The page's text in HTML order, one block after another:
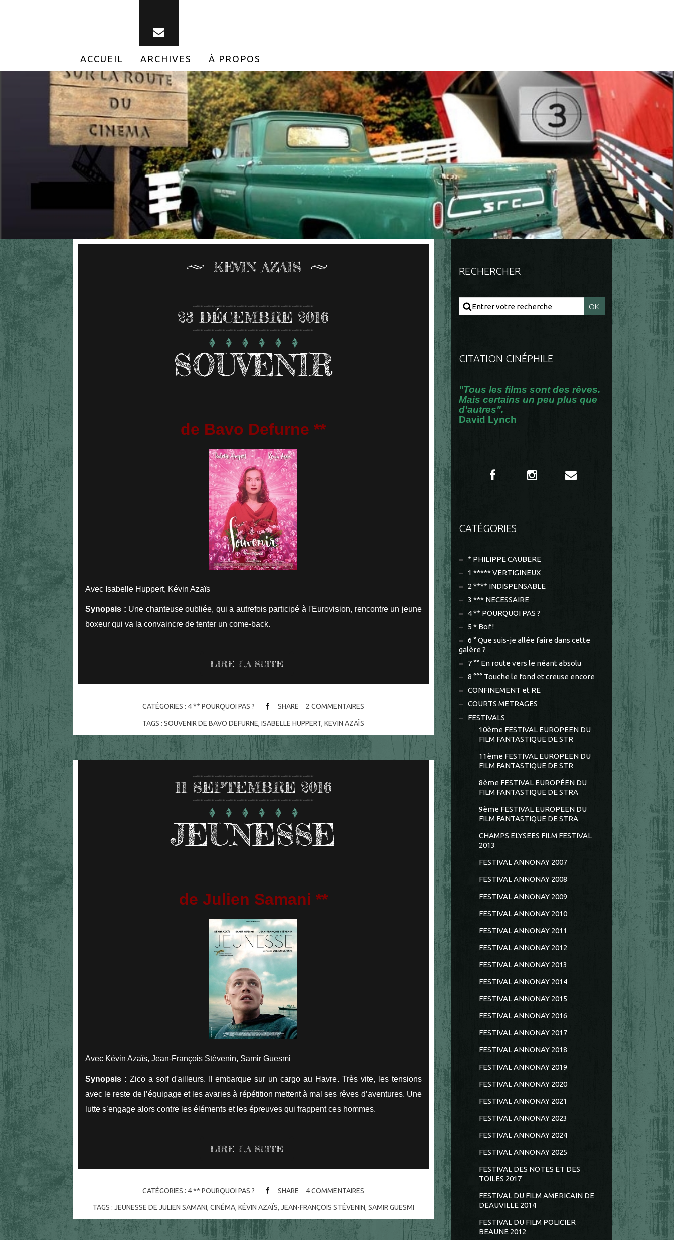
ACCUEIL ARCHIVES À PROPOS
KEVIN AZAIS
23 DÉCEMBRE 2016
SOUVENIR
de Bavo Defurne **
Avec Isabelle Huppert, Kévin Azaïs
Synopsis : Une chanteuse oubliée, qui a autrefois participé à l'Eurovision, rencontre un jeune
boxeur qui va la convaincre de tenter un come-back.
LIRE LA SUITE
CATÉGORIES : 4 ** POURQUOI PAS ? SHARE 2 COMMENTAIRES
TAGS :SOUVENIR DE BAVO DEFURNE,ISABELLE HUPPERT,KEVIN AZAÏS
11 SEPTEMBRE 2016
JEUNESSE
de Julien Samani **
Avec Kévin Azaïs, Jean-François Stévenin, Samir Guesmi
Synopsis : Zico a soif d'ailleurs. Il embarque sur un cargo au Havre. Très vite, les tensions
avec le reste de l’équipage et les avaries à répétition mettent à mal ses rêves d’aventures. Une
lutte s’engage alors contre les éléments et les épreuves qui frappent ces hommes.
LIRE LA SUITE
CATÉGORIES : 4 ** POURQUOI PAS ? SHARE 4 COMMENTAIRES
TAGS : JEUNESSE DE JULIEN SAMANI, CINÉMA, KÉVIN AZAÏS, JEAN-FRANÇOIS STÉVENIN, SAMIR GUESMI
RECHERCHER
CITATION CINÉPHILE
"Tous les films sont des rêves.
Mais certains un peu plus que
d'autres".
David Lynch
CATÉGORIES
* PHILIPPE CAUBERE
1 ***** VERTIGINEUX
2 **** INDISPENSABLE
3 *** NECESSAIRE
4 ** POURQUOI PAS ?
5 * Bof !
6 ° Que suis-je allée faire dans cette
galère ?
7 °° En route vers le néant absolu
8 °°° Touche le fond et creuse encore
CONFINEMENT et RE
COURTS METRAGES
FESTIVALS
10ème FESTIVAL EUROPEEN DU
FILM FANTASTIQUE DE STR
11ème FESTIVAL EUROPEEN DU
FILM FANTASTIQUE DE STR
8ème FESTIVAL EUROPÉEN DU
FILM FANTASTIQUE DE STRA
9ème FESTIVAL EUROPEEN DU
FILM FANTASTIQUE DE STRA
CHAMPS ELYSEES FILM FESTIVAL
2013
FESTIVAL ANNONAY 2007
FESTIVAL ANNONAY 2008
FESTIVAL ANNONAY 2009
FESTIVAL ANNONAY 2010
FESTIVAL ANNONAY 2011
FESTIVAL ANNONAY 2012
FESTIVAL ANNONAY 2013
FESTIVAL ANNONAY 2014
FESTIVAL ANNONAY 2015
FESTIVAL ANNONAY 2016
FESTIVAL ANNONAY 2017
FESTIVAL ANNONAY 2018
FESTIVAL ANNONAY 2019
FESTIVAL ANNONAY 2020
FESTIVAL ANNONAY 2021
FESTIVAL ANNONAY 2023
FESTIVAL ANNONAY 2024
FESTIVAL ANNONAY 2025
FESTIVAL DES NOTES ET DES
TOILES 2017
FESTIVAL DU FILM AMERICAIN DE
DEAUVILLE 2014
FESTIVAL DU FILM POLICIER
BEAUNE 2012